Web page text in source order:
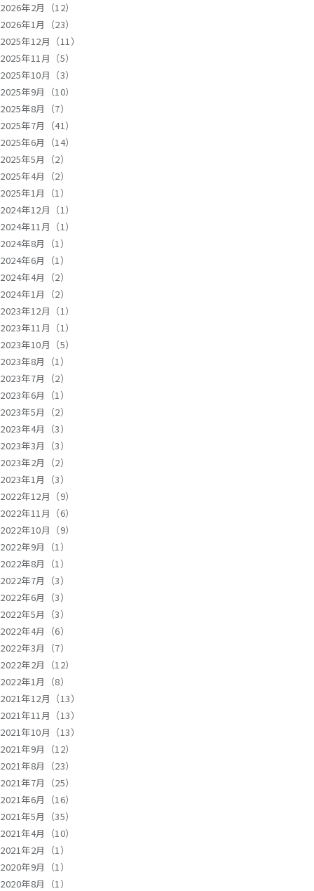
2026年2月（12）
2026年1月（23）
2025年12月（11）
2025年11月（5）
2025年10月（3）
2025年9月（10）
2025年8月（7）
2025年7月（41）
2025年6月（14）
2025年5月（2）
2025年4月（2）
2025年1月（1）
2024年12月（1）
2024年11月（1）
2024年8月（1）
2024年6月（1）
2024年4月（2）
2024年1月（2）
2023年12月（1）
2023年11月（1）
2023年10月（5）
2023年8月（1）
2023年7月（2）
2023年6月（1）
2023年5月（2）
2023年4月（3）
2023年3月（3）
2023年2月（2）
2023年1月（3）
2022年12月（9）
2022年11月（6）
2022年10月（9）
2022年9月（1）
2022年8月（1）
2022年7月（3）
2022年6月（3）
2022年5月（3）
2022年4月（6）
2022年3月（7）
2022年2月（12）
2022年1月（8）
2021年12月（13）
2021年11月（13）
2021年10月（13）
2021年9月（12）
2021年8月（23）
2021年7月（25）
2021年6月（16）
2021年5月（35）
2021年4月（10）
2021年2月（1）
2020年9月（1）
2020年8月（1）